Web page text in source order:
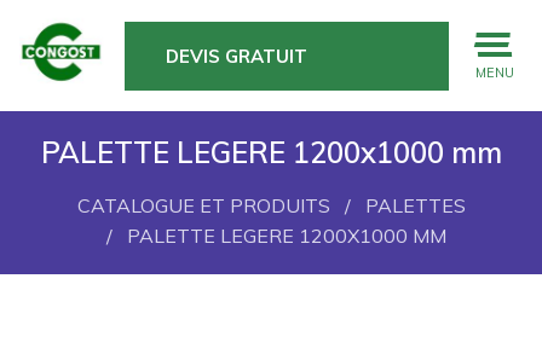
DEVIS GRATUIT
MENU
PALETTE LEGERE 1200x1000 mm
CATALOGUE ET PRODUITS
PALETTES
PALETTE LEGERE 1200X1000 MM